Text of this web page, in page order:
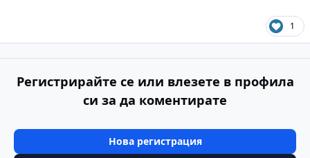
1
Регистрирайте се или влезете в профила
си за да коментирате
Нова регистрация